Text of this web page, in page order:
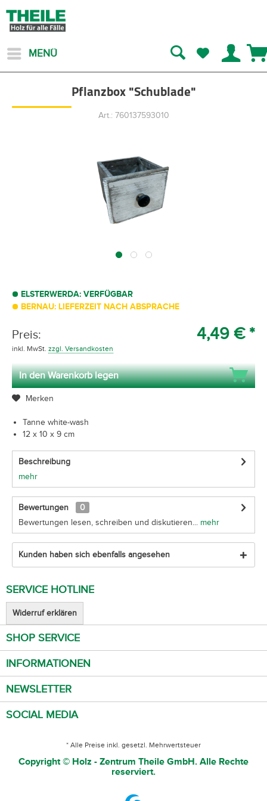
MENÜ
Pflanzbox "Schublade"
Art.: 760137593010
ELSTERWERDA: VERFÜGBAR
BERNAU: LIEFERZEIT NACH ABSPRACHE
Preis: 4,49 € *
inkl. MwSt. zzgl. Versandkosten
In den Warenkorb legen
Merken
Tanne white-wash
12 x 10 x 9 cm
Beschreibung
mehr
Bewertungen
0
Bewertungen lesen, schreiben und diskutieren... mehr
Kunden haben sich ebenfalls angesehen
SERVICE HOTLINE
Widerruf erklären
SHOP SERVICE
INFORMATIONEN
NEWSLETTER
SOCIAL MEDIA
* Alle Preise inkl. gesetzl. Mehrwertsteuer
Copyright © Holz - Zentrum Theile GmbH. Alle Rechte
reserviert.